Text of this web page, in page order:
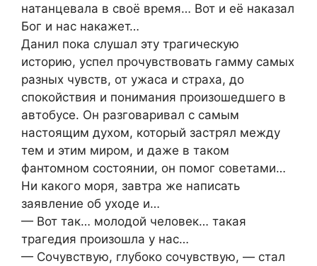
натанцевала в своё время… Вот и её наказал
Бог и нас накажет…
Данил пока слушал эту трагическую
историю, успел прочувствовать гамму самых
разных чувств, от ужаса и страха, до
спокойствия и понимания произошедшего в
автобусе. Он разговаривал с самым
настоящим духом, который застрял между
тем и этим миром, и даже в таком
фантомном состоянии, он помог советами…
Ни какого моря, завтра же написать
заявление об уходе и…
— Вот так… молодой человек… такая
трагедия произошла у нас…
— Сочувствую, глубоко сочувствую, — стал